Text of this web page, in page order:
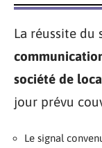
La réussite du
société de
jour prévu
Le signal